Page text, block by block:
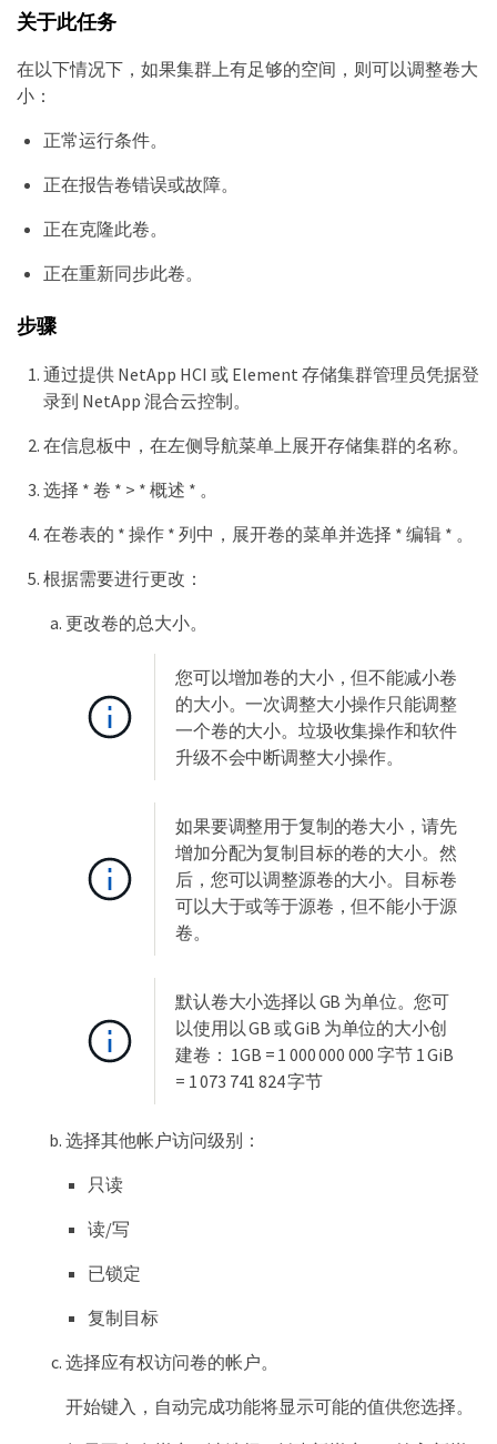
关于此任务
在以下情况下，如果集群上有足够的空间，则可以调整卷大
小：
正常运行条件。
正在报告卷错误或故障。
正在克隆此卷。
正在重新同步此卷。
步骤
通过提供 NetApp HCI 或 Element 存储集群管理员凭据登
录到 NetApp 混合云控制。
在信息板中，在左侧导航菜单上展开存储集群的名称。
选择 * 卷 * > * 概述 * 。
在卷表的 * 操作 * 列中，展开卷的菜单并选择 * 编辑 * 。
根据需要进行更改：
更改卷的总大小。
您可以增加卷的大小，但不能减小卷
的大小。一次调整大小操作只能调整
一个卷的大小。垃圾收集操作和软件
升级不会中断调整大小操作。
如果要调整用于复制的卷大小，请先
增加分配为复制目标的卷的大小。然
后，您可以调整源卷的大小。目标卷
可以大于或等于源卷，但不能小于源
卷。
默认卷大小选择以 GB 为单位。您可
以使用以 GB 或 GiB 为单位的大小创
建卷： 1GB = 1 000 000 000 字节 1 GiB
= 1 073 741 824 字节
选择其他帐户访问级别：
只读
读/写
已锁定
复制目标
选择应有权访问卷的帐户。
开始键入，自动完成功能将显示可能的值供您选择。